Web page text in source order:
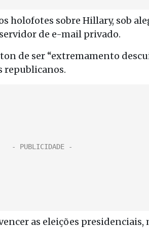
holofotes sobre Hillary, sob
de e-mail privado.
de ser “extremamento
republicanos.
as eleições presidenciais,